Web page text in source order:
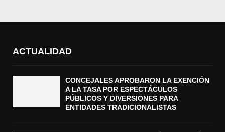
ACTUALIDAD
CONCEJALES APROBARON LA EXENCIÓN
A LA TASA POR ESPECTÁCULOS
PÚBLICOS Y DIVERSIONES PARA
ENTIDADES TRADICIONALISTAS